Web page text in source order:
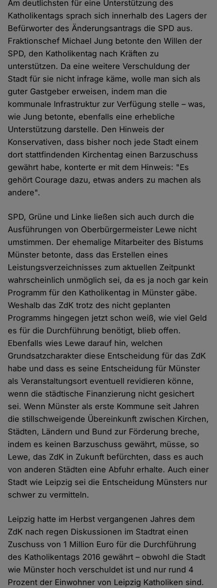
Am deutlichsten für eine Unterstützung des
Katholikentags sprach sich innerhalb des Lagers der
Befürworter des Änderungsantrags die SPD aus.
Fraktionschef Michael Jung betonte den Willen der
SPD, den Katholikentag nach Kräften zu
unterstützen. Da eine weitere Verschuldung der
Stadt für sie nicht infrage käme, wolle man sich als
guter Gastgeber erweisen, indem man die
kommunale Infrastruktur zur Verfügung stelle – was,
wie Jung betonte, ebenfalls eine erhebliche
Unterstützung darstelle. Den Hinweis der
Konservativen, dass bisher noch jede Stadt einem
dort stattfindenden Kirchentag einen Barzuschuss
gewährt habe, konterte er mit dem Hinweis: "Es
gehört Courage dazu, etwas anders zu machen als
andere".
SPD, Grüne und Linke ließen sich auch durch die
Ausführungen von Oberbürgermeister Lewe nicht
umstimmen. Der ehemalige Mitarbeiter des Bistums
Münster betonte, dass das Erstellen eines
Leistungsverzeichnisses zum aktuellen Zeitpunkt
wahrscheinlich unmöglich sei, da es ja noch gar kein
Programm für den Katholikentag in Münster gäbe.
Weshalb das ZdK trotz des nicht geplanten
Programms hingegen jetzt schon weiß, wie viel Geld
es für die Durchführung benötigt, blieb offen.
Ebenfalls wies Lewe darauf hin, welchen
Grundsatzcharakter diese Entscheidung für das ZdK
habe und dass es seine Entscheidung für Münster
als Veranstaltungsort eventuell revidieren könne,
wenn die städtische Finanzierung nicht gesichert
sei. Wenn Münster als erste Kommune seit Jahren
die stillschweigende Übereinkunft zwischen Kirchen,
Städten, Ländern und Bund zur Förderung breche,
indem es keinen Barzuschuss gewährt, müsse, so
Lewe, das ZdK in Zukunft befürchten, dass es auch
von anderen Städten eine Abfuhr erhalte. Auch einer
Stadt wie Leipzig sei die Entscheidung Münsters nur
schwer zu vermitteln.
Leipzig hatte im Herbst vergangenen Jahres dem
ZdK nach regen Diskussionen im Stadtrat einen
Zuschuss von 1 Million Euro für die Durchführung
des Katholikentags 2016 gewährt – obwohl die Stadt
wie Münster hoch verschuldet ist und nur rund 4
Prozent der Einwohner von Leipzig Katholiken sind.